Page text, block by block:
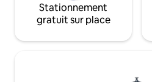
Stationnement
gratuit sur place